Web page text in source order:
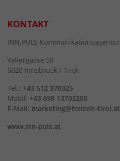
KONTAKT
INN.PULS Kommunikationsagentur
Valiergasse 58
6020 Innsbruck / Tirol
Tel.: +43 512 370325
Mobil: +43 699 13703250
E-Mail: marketing@freizeit-tirol.at
www.inn-puls.at